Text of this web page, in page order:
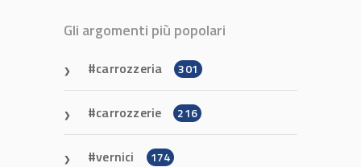
Gli argomenti più popolari
carrozzeria 301
carrozzerie 216
vernici 174